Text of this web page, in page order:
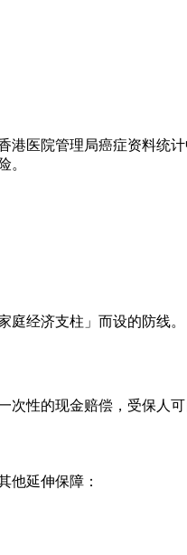
医院管理局癌症资料统
。
经济支柱」而设的防线。
性的现金赔偿，受保人
他延伸保障：